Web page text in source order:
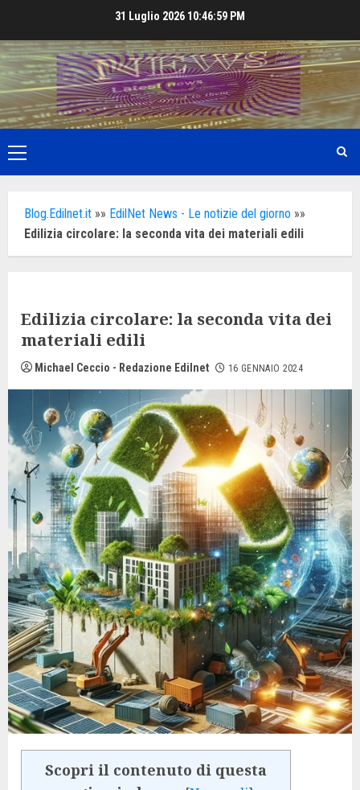
content
31 Luglio 2026 10:47:01 PM
Primary
Menu
Blog.Edilnet.it »» EdilNet News - Le notizie del giorno »»
Edilizia circolare: la seconda vita dei materiali edili
Edilizia circolare: la seconda vita dei
materiali edili
Michael Ceccio - Redazione Edilnet 16 GENNAIO 2024
Scopri il contenuto di questa